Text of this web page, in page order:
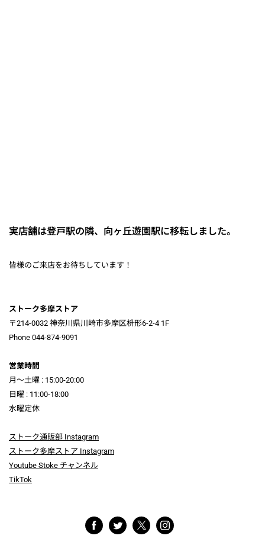
実店舗は登戸駅の隣、向ヶ丘遊園駅に移転しました。
皆様のご来店をお待ちしています！
ストーク多摩ストア
〒214-0032 神奈川県川崎市多摩区枡形6-2-4 1F
Phone 044-874-9091
営業時間
月～土曜 : 15:00-20:00
日曜 : 11:00-18:00
水曜定休
ストーク通販部 Instagram
ストーク多摩ストア Instagram
Youtube Stoke チャンネル
TikTok